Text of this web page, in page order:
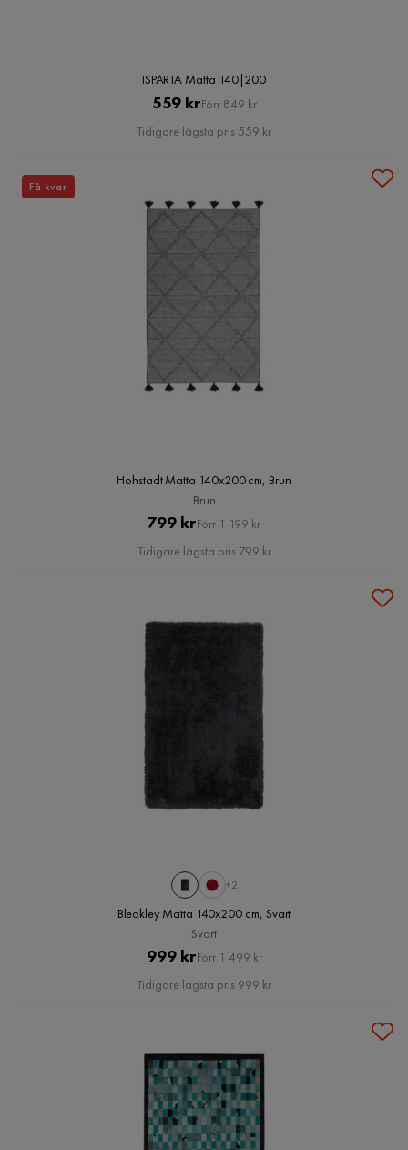
ISPARTA Matta 140|200
Pris
559 krOriginal
Pris
Förr 849 kr
Tidigare lägsta pris 559 kr
Hohstadt Matta 140x200 cm, Brun
Brun
Pris
799 kr Original
Pris
Förr 1 199 kr
Tidigare lägsta pris 799 kr
Få kvar
+2
Bleakley Matta 140x200 cm, Svart
Svart
Pris
999 kr Original
Pris
Förr 1 499 kr
Tidigare lägsta pris 999 kr